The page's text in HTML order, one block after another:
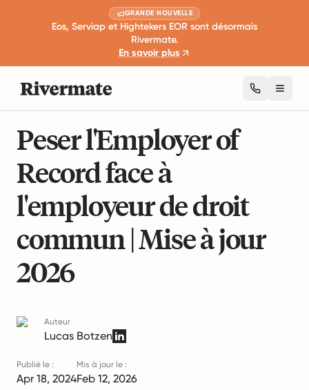
GRANDE NOUVELLE
Eos, Serviap et Hightekers EOR sont désormais
Rivermate.
En savoir plus
Peser l'Employer of
Record face à
l'employeur de droit
commun | Mise à jour
2026
Auteur
Lucas Botzen
Publié le :
Apr 18, 2024
Mis à jour le :
Feb 12, 2026